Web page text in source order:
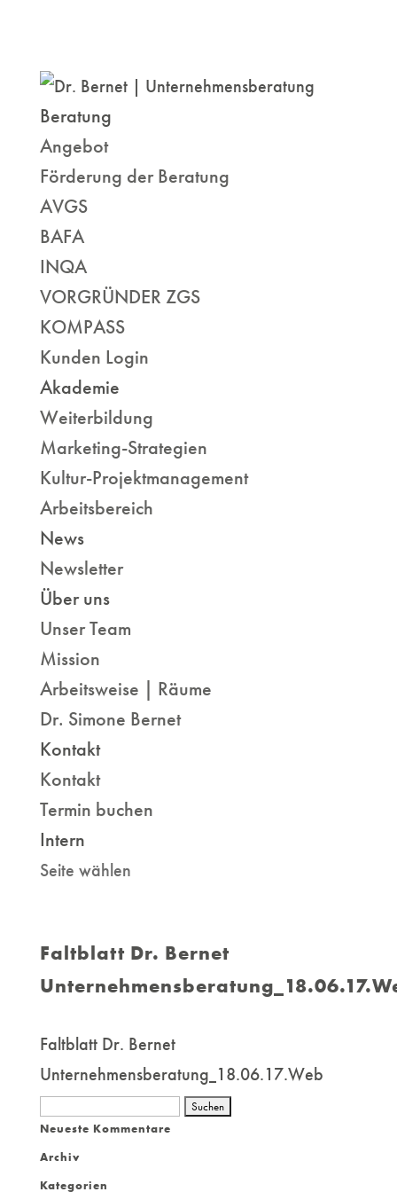
Beratung
Angebot
Förderung der Beratung
AVGS
BAFA
INQA
VORGRÜNDER ZGS
KOMPASS
Kunden Login
Akademie
Weiterbildung
Marketing-Strategien
Kultur-Projektmanagement
Arbeitsbereich
News
Newsletter
Über uns
Unser Team
Mission
Arbeitsweise | Räume
Dr. Simone Bernet
Kontakt
Kontakt
Termin buchen
Intern
Seite wählen
Faltblatt Dr. Bernet
Faltblatt Dr. Bernet
Unternehmensberatung_18.06.17.Web
Suchen
nach:
Neueste Kommentare
Archiv
Kategorien